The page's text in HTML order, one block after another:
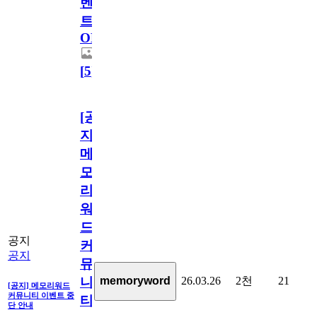
트
OPEN!
[5]
공지
공지
[공지] 메모리워드
커뮤니티 이벤트 중
단 안내
[공
지]
메
모
리
워
드
커
뮤
니
티
memoryword 26.03.26 2천 21